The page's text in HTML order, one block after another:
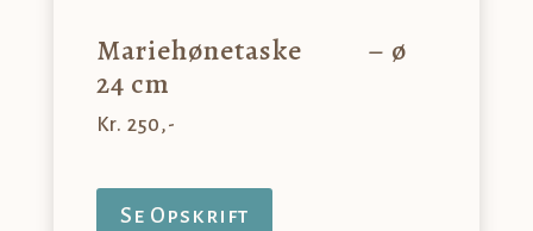
Mariehønetaske – ø
24 cm
Kr. 250,-
Se Opskrift